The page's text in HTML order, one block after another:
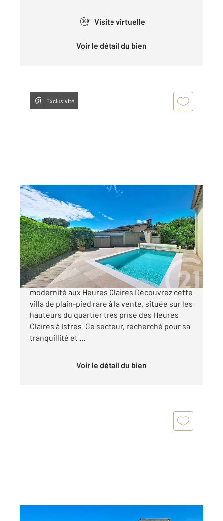
360° Visite virtuelle
Voir le détail du bien
Exclusivité
ISTRES 13
160,23 m2 , 5 pièces
Ref : 2936
Maison à vendre
527 800 €
Maison d'exception à Istres : calme et
modernité aux Heures Claires Découvrez cette
villa de plain-pied rare à la vente, située sur les
hauteurs du quartier très prisé des Heures
Claires à Istres. Ce secteur, recherché pour sa
tranquillité et ...
Voir le détail du bien